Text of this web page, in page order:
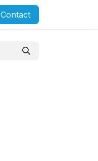
Contact